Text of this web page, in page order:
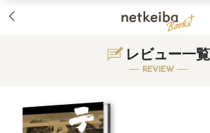
レビュー一覧
REVIEW